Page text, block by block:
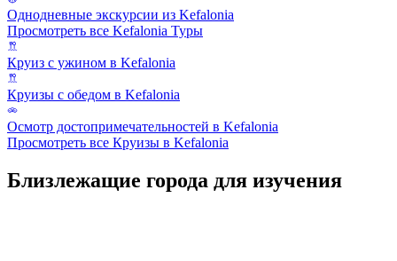
Однодневные экскурсии из Kefalonia
Просмотреть все Kefalonia Туры
Круиз с ужином в Kefalonia
Круизы с обедом в Kefalonia
Осмотр достопримечательностей в Kefalonia
Просмотреть все Круизы в Kefalonia
Близлежащие города для изучения